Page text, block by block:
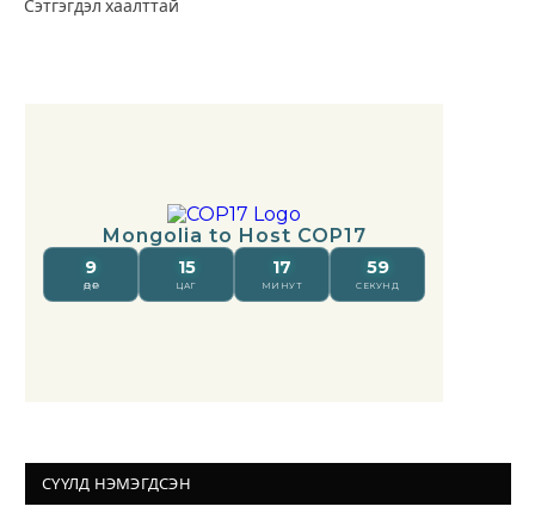
Сэтгэгдэл хаалттай
СҮҮЛД НЭМЭГДСЭН